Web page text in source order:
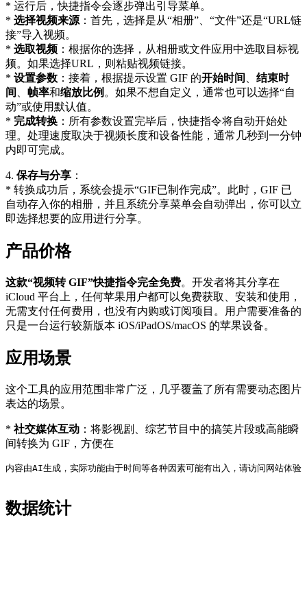
* 运行后，快捷指令会逐步弹出引导菜单。
* 选择视频来源 ：首先，选择是从“相册”、“文件”还是“URL链
接”导入视频。
* 选取视频 ：根据你的选择，从相册或文件应用中选取目标视
频。如果选择URL，则粘贴视频链接。
* 设置参数 ：接着，根据提示设置 GIF 的开始时间
结束时
间
帧率和缩放比例 。如果不想自定义，通常也可以选择“自
动”或使用默认值。
* 完成转换 ：所有参数设置完毕后，快捷指令将自动开始处
理。处理速度取决于视频长度和设备性能，通常几秒到一分钟
内即可完成。
4. 保存与分享 ：
* 转换成功后，系统会提示“GIF已制作完成”。此时，GIF 已
自动存入你的相册，并且系统分享菜单会自动弹出，你可以立
即选择想要的应用进行分享。
产品价格
这款“视频转 GIF”快捷指令完全免费。开发者将其分享在
iCloud 平台上，任何苹果用户都可以免费获取、安装和使用，
无需支付任何费用，也没有内购或订阅项目。用户需要准备的
只是一台运行较新版本 iOS/iPadOS/macOS 的苹果设备。
应用场景
这个工具的应用范围非常广泛，几乎覆盖了所有需要动态图片
表达的场景。
* 社交媒体互动 ：将影视剧、综艺节目中的搞笑片段或高能瞬
间转换为 GIF，方便在
内容由AI生成，实际功能由于时间等各种因素可能有出入，请访问网站体验
数据统计